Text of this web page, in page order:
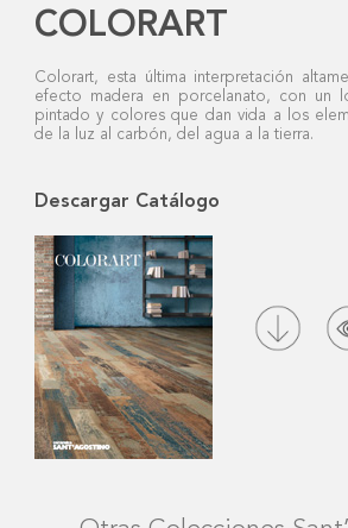
Descargar Catálogo
COLORART
Colorart, esta última interpretación
efecto madera en porcelanato, con un
pintado y colores que dan vida a los
de la luz al carbón, del agua a la tierra.